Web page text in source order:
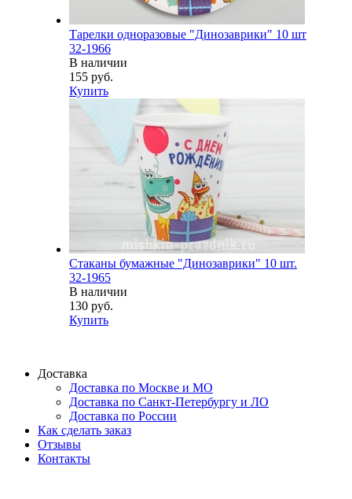
Тарелки одноразовые "Динозаврики" 10 шт
32-1966
В наличии
155 руб.
Купить
Стаканы бумажные "Динозаврики" 10 шт.
32-1965
В наличии
130 руб.
Купить
Доставка
Доставка по Москве и МО
Доставка по Санкт-Петербургу и ЛО
Доставка по России
Как сделать заказ
Отзывы
Контакты